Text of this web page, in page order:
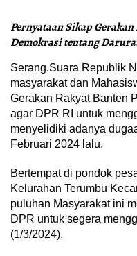
Pernyataan Sikap
Demokrasi tentang
Serang.Suara Republik
masyarakat dan
Gerakan Rakyat Banten
agar DPR RI untuk
menyelidiki adanya
Februari 2024 lalu.
Bertempat di pondok
Kelurahan Terumbu
puluhan Masyarakat ini
DPR untuk segera
(1/3/2024).